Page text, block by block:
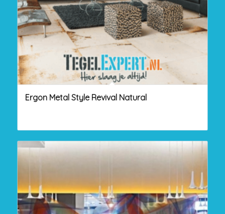
Ergon Metal Style Revival Natural